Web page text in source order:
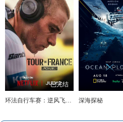
已完结
环法自行车赛：逆风飞驰第三季 深海探秘